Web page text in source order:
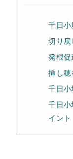
千日小
切り戻
発根促
挿し穂
千日小
千日小
イント